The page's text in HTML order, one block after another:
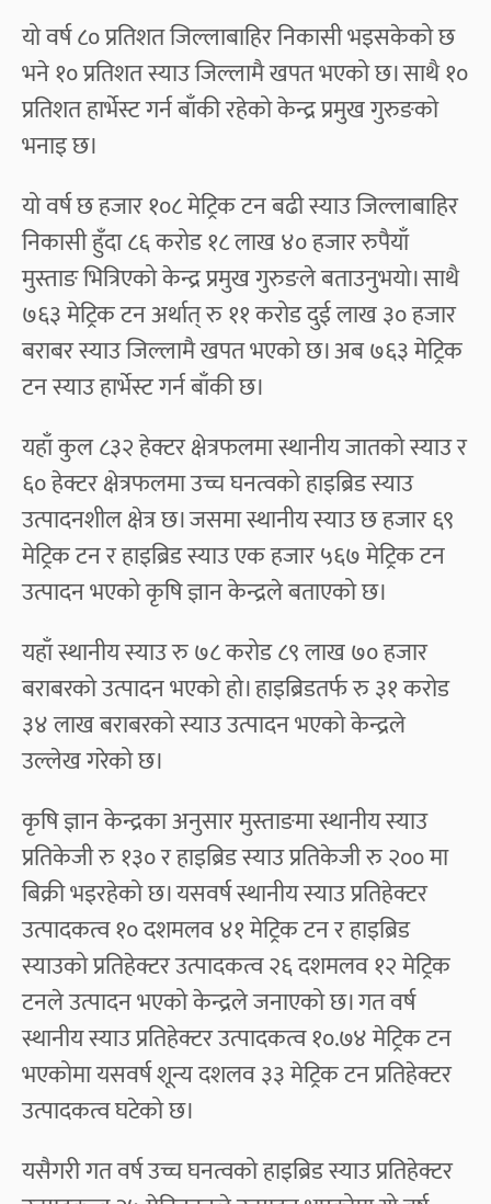
यो वर्ष ८० प्रतिशत जिल्लाबाहिर निकासी भइसकेको छ
भने १० प्रतिशत स्याउ जिल्लामै खपत भएको छ। साथै १०
प्रतिशत हार्भेस्ट गर्न बाँकी रहेको केन्द्र प्रमुख गुरुङको
भनाइ छ।
यो वर्ष छ हजार १०८ मेट्रिक टन बढी स्याउ जिल्लाबाहिर
निकासी हुँदा ८६ करोड १८ लाख ४० हजार रुपैयाँ
मुस्ताङ भित्रिएको केन्द्र प्रमुख गुरुङले बताउनुभयो। साथै
७६३ मेट्रिक टन अर्थात् रु ११ करोड दुई लाख ३० हजार
बराबर स्याउ जिल्लामै खपत भएको छ। अब ७६३ मेट्रिक
टन स्याउ हार्भेस्ट गर्न बाँकी छ।
यहाँ कुल ८३२ हेक्टर क्षेत्रफलमा स्थानीय जातको स्याउ र
६० हेक्टर क्षेत्रफलमा उच्च घनत्वको हाइब्रिड स्याउ
उत्पादनशील क्षेत्र छ। जसमा स्थानीय स्याउ छ हजार ६९
मेट्रिक टन र हाइब्रिड स्याउ एक हजार ५६७ मेट्रिक टन
उत्पादन भएको कृषि ज्ञान केन्द्रले बताएको छ।
यहाँ स्थानीय स्याउ रु ७८ करोड ८९ लाख ७० हजार
बराबरको उत्पादन भएको हो। हाइब्रिडतर्फ रु ३१ करोड
३४ लाख बराबरको स्याउ उत्पादन भएको केन्द्रले
उल्लेख गरेको छ।
कृषि ज्ञान केन्द्रका अनुसार मुस्ताङमा स्थानीय स्याउ
प्रतिकेजी रु १३० र हाइब्रिड स्याउ प्रतिकेजी रु २०० मा
बिक्री भइरहेको छ। यसवर्ष स्थानीय स्याउ प्रतिहेक्टर
उत्पादकत्व १० दशमलव ४१ मेट्रिक टन र हाइब्रिड
स्याउको प्रतिहेक्टर उत्पादकत्व २६ दशमलव १२ मेट्रिक
टनले उत्पादन भएको केन्द्रले जनाएको छ। गत वर्ष
स्थानीय स्याउ प्रतिहेक्टर उत्पादकत्व १०.७४ मेट्रिक टन
भएकोमा यसवर्ष शून्य दशलव ३३ मेट्रिक टन प्रतिहेक्टर
उत्पादकत्व घटेको छ।
यसैगरी गत वर्ष उच्च घनत्वको हाइब्रिड स्याउ प्रतिहेक्टर